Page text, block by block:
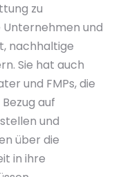
zu
und
nachhaltige
Sie hat auch
und FMPs, die
auf
und
über die
in ihre